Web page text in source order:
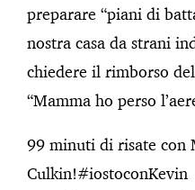
preparare “piani di
nostra casa da strani
chiedere il rimborso
“Mamma ho perso
99 minuti di risate con
Culkin!#iostoconKevin